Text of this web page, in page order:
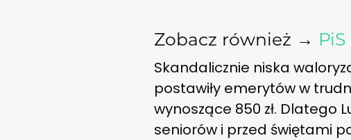
Zobacz również →
Skandalicznie niska
postawiły emerytów w
wynoszące 850 zł. Dlatego
seniorów i przed świętami